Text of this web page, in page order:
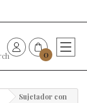
0
Sujetador con